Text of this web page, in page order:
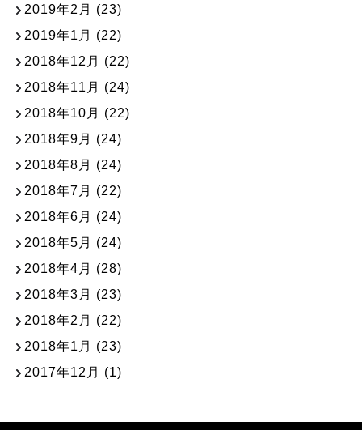
2019年2月 (23)
2019年1月 (22)
2018年12月 (22)
2018年11月 (24)
2018年10月 (22)
2018年9月 (24)
2018年8月 (24)
2018年7月 (22)
2018年6月 (24)
2018年5月 (24)
2018年4月 (28)
2018年3月 (23)
2018年2月 (22)
2018年1月 (23)
2017年12月 (1)